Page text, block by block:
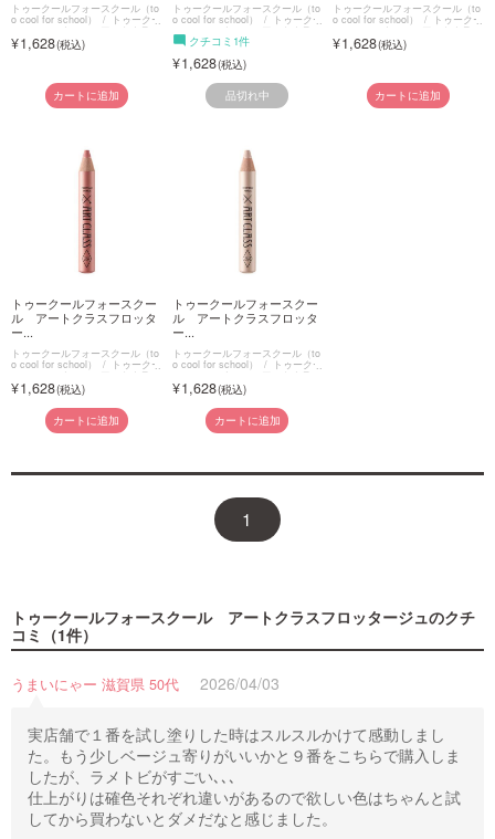
トゥークールフォースクール（to
o cool for school） トゥークー
ルフォースクール アートクラス
フロッタージュ
1,628
カートに追加
トゥークールフォースクール（to
o cool for school） トゥークー
ルフォースクール アートクラス
フロッタージュ
クチコミ1件
1,628
品切れ中
トゥークールフォースクール（to
o cool for school） トゥークー
ルフォースクール アートクラス
フロッタージュ
1,628
カートに追加
トゥークールフォースクー
ル アートクラスフロッタ
ー...
トゥークールフォースクール（to
o cool for school） トゥークー
ルフォースクール アートクラス
フロッタージュ
1,628
カートに追加
トゥークールフォースクー
ル アートクラスフロッタ
ー...
トゥークールフォースクール（to
o cool for school） トゥークー
ルフォースクール アートクラス
フロッタージュ
1,628
カートに追加
1
トゥークールフォースクール アートクラスフロッタージュのクチ
コミ（1件）
うまいにゃー 滋賀県 50代 2026/04/03
実店舗で１番を試し塗りした時はスルスルかけて感動しまし
た。もう少しベージュ寄りがいいかと９番をこちらで購入しま
したが、ラメトビがすごい､､､
仕上がりは確色それぞれ違いがあるので欲しい色はちゃんと試
してから買わないとダメだなと感じました。